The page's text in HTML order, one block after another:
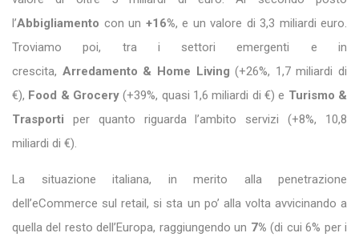
l’Abbigliamento con un +16%, e un valore di 3,3 miliardi euro.
Troviamo poi, tra i settori emergenti e in
crescita, Arredamento & Home Living(+26%, 1,7 miliardi di
€), Food & Grocery (+39%, quasi 1,6 miliardi di €) e Turismo &
Trasporti per quanto riguarda l’ambito servizi (+8%, 10,8
miliardi di €).
La situazione italiana, in merito alla penetrazione
dell’eCommerce sul retail, si sta un po’ alla volta avvicinando a
quella del resto dell’Europa, raggiungendo un 7% (di cui 6% per i